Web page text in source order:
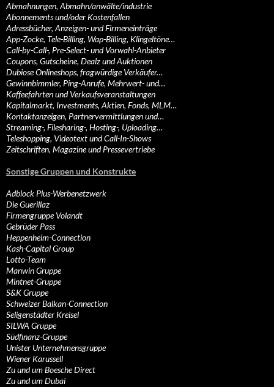
Abmahnungen, Abmahn/anwälte/industrie
Abonnements und/oder Kostenfallen
Adressbücher, Anzeigen- und Firmeneinträge
App-Zocke, Tele-Billing, Wap-Billing, Klingeltöne…
Call-by-Call-, Pre-Select- und Vorwahl-Anbieter
Coupons, Gutscheine, Dealz und Auktionen
Dubiose Onlineshops, fragwürdige Verkäufer…
Gewinnbimmler, Ping-Anrufe, Mehrwert- und…
Kaffeefahrten und Verkaufsveranstaltungen
Kapitalmarkt, Investments, Aktien, Fonds, MLM…
Kontaktanzeigen, Partnervermittlungen und…
Streaming-, Filesharing-, Hosting-, Uploading…
Teleshopping, Videotext und Call-In-Shows
Zeitschriften, Magazine und Pressevertriebe
Sonstige Gruppen und Konstrukte
Adblock Plus-Werbenetzwerk
Die Guerillaz
Firmengruppe Volandt
Gebrüder Pass
Heppenheim-Connection
Kash-Capital Group
Lotto-Team
Manwin Gruppe
Mintnet-Gruppe
S&K Gruppe
Schweizer Balkan-Connection
Seligenstädter Kreisel
SILWA Gruppe
Südfinanz-Gruppe
Unister Unternehmensgruppe
Wiener Karussell
Zu und um Boesche Direct
Zu und um Dubai